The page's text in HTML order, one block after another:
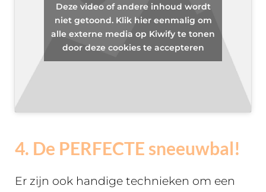
Deze video of andere inhoud wordt
niet getoond. Klik hier eenmalig om
alle externe media op Kiwify te tonen
door deze cookies te accepteren
4. De PERFECTE sneeuwbal!
Er zijn ook handige technieken om een